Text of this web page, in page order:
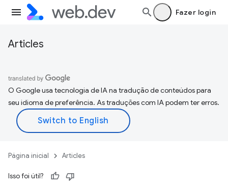
Fazer login
Articles
O Google usa tecnologia de IA na tradução de conteúdos para
seu idioma de preferência. As traduções com IA podem ter erros.
Página inicial Articles
Isso foi útil?